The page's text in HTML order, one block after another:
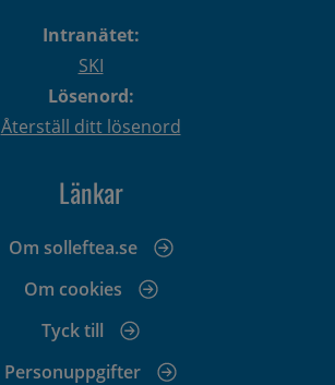
Intranätet:
SKI
Lösenord:
Återställ ditt lösenord
Länkar
Om solleftea.se
Om cookies
Tyck till
Personuppgifter